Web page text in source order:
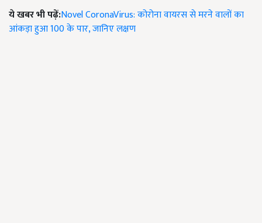
ये खबर भी पढ़ें:Novel CoronaVirus: कोरोना वायरस से मरने वालों का
आंकड़ा हुआ 100 के पार, जानिए लक्षण